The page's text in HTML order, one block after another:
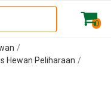
0
Hewan Peliharaan